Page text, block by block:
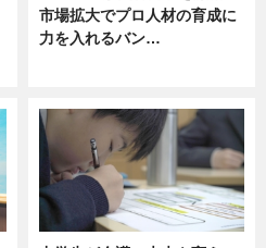
市場拡大でプロ人材の育成に
力を入れるバン…